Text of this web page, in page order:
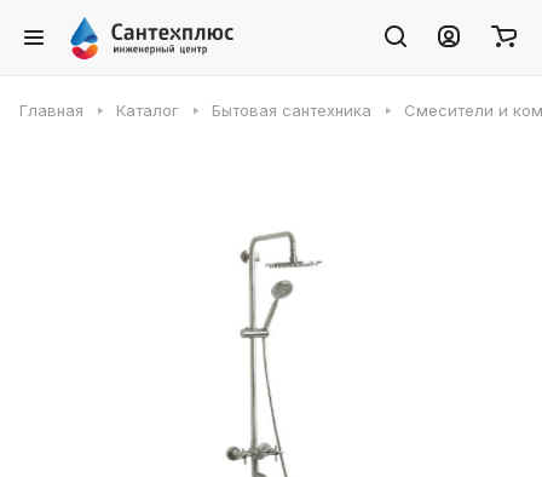
Главная Каталог Бытовая сантехника Смесители и